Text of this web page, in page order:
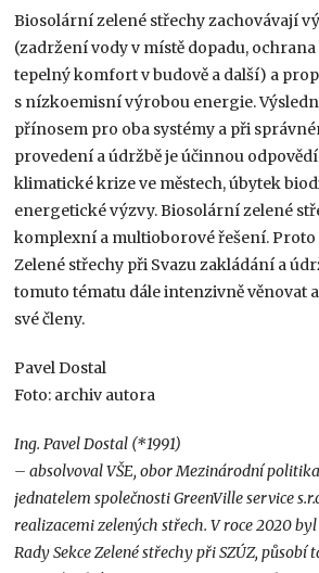
Biosolární zelené střechy zachovávají
(zadržení vody v místě dopadu,
tepelný komfort v budově a další) a
s nízkoemisní výrobou energie.
přínosem pro oba systémy a při
provedení a údržbě je účinnou
klimatické krize ve městech, úbytek
energetické výzvy. Biosolární zelené
komplexní a multioborové řešení. Proto
Zelené střechy při Svazu zakládání a
tomuto tématu dále intenzivně věnovat
své členy.
Pavel Dostal
Foto: archiv autora
Ing. Pavel Dostal (*1991)
– absolvoval VŠE, obor Mezinárodní
jednatelem společnosti GreenVille service
realizacemi zelených střech. V roce 2020
Rady Sekce Zelené střechy při SZÚZ,